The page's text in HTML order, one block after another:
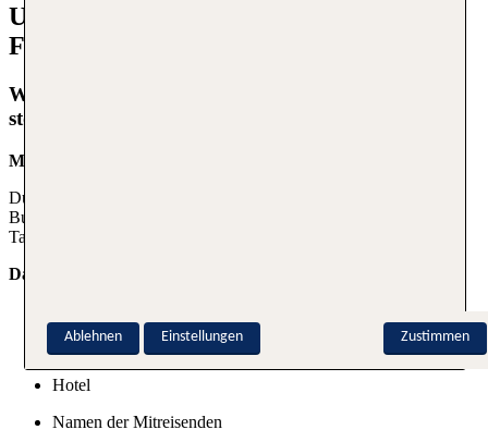
Urlaub buchen bei TUI - häufig gestellte
Fragen
Wie flexibel kann ich bei TUI umbuchen oder
stornieren?
Mit TUI Flex buchst du flexibel
Du möchtest spontan bleiben? Mit TUI Flex kannst du deine
Buchung kostenlos ändern oder stornieren – je nach gewähltem
Tarif bis 15 oder 29 Tage vor Abreise.
Das kannst du ändern:
Hotel
Namen der Mitreisenden
Zustimmen
Ablehnen Einstellungen